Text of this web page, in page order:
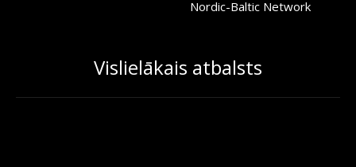
Nordic-Baltic Network
Vislielākais atbalsts